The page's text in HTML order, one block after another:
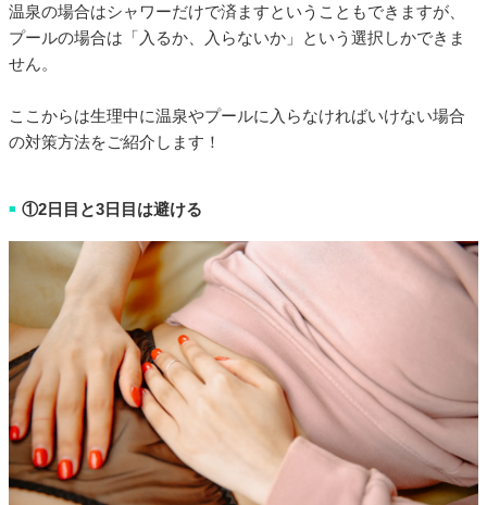
温泉の場合はシャワーだけで済ますということもできますが、
プールの場合は「入るか、入らないか」という選択しかできま
せん。
ここからは生理中に温泉やプールに入らなければいけない場合
の対策方法をご紹介します！
■ ①2日目と3日目は避ける